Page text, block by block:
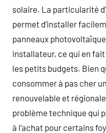
solaire. La particularité
permet d’installer
panneaux
installateur, ce qui en
les petits budgets. Bien
consommer à pas cher
renouvelable et
problème technique qui
à l’achat pour certains